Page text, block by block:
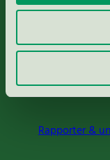
Nordic
Portal för
Svanens
Rapporter &